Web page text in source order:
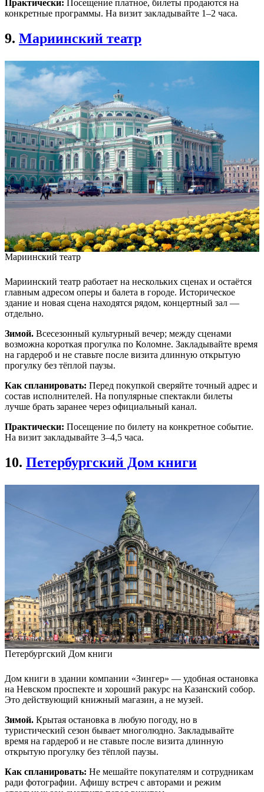
Практически: Посещение платное, билеты продаются на
конкретные программы. На визит закладывайте 1–2 часа.
9. Мариинский театр
Мариинский театр
Мариинский театр работает на нескольких сценах и остаётся
главным адресом оперы и балета в городе. Историческое
здание и новая сцена находятся рядом, концертный зал —
отдельно.
Зимой. Всесезонный культурный вечер; между сценами
возможна короткая прогулка по Коломне. Закладывайте время
на гардероб и не ставьте после визита длинную открытую
прогулку без тёплой паузы.
Как спланировать: Перед покупкой сверяйте точный адрес и
состав исполнителей. На популярные спектакли билеты
лучше брать заранее через официальный канал.
Практически: Посещение по билету на конкретное событие.
На визит закладывайте 3–4,5 часа.
10. Петербургский Дом книги
Петербургский Дом книги
Дом книги в здании компании «Зингер» — удобная остановка
на Невском проспекте и хороший ракурс на Казанский собор.
Это действующий книжный магазин, а не музей.
Зимой. Крытая остановка в любую погоду, но в
туристический сезон бывает многолюдно. Закладывайте
время на гардероб и не ставьте после визита длинную
открытую прогулку без тёплой паузы.
Как спланировать: Не мешайте покупателям и сотрудникам
ради фотографии. Афишу встреч с авторами и режим